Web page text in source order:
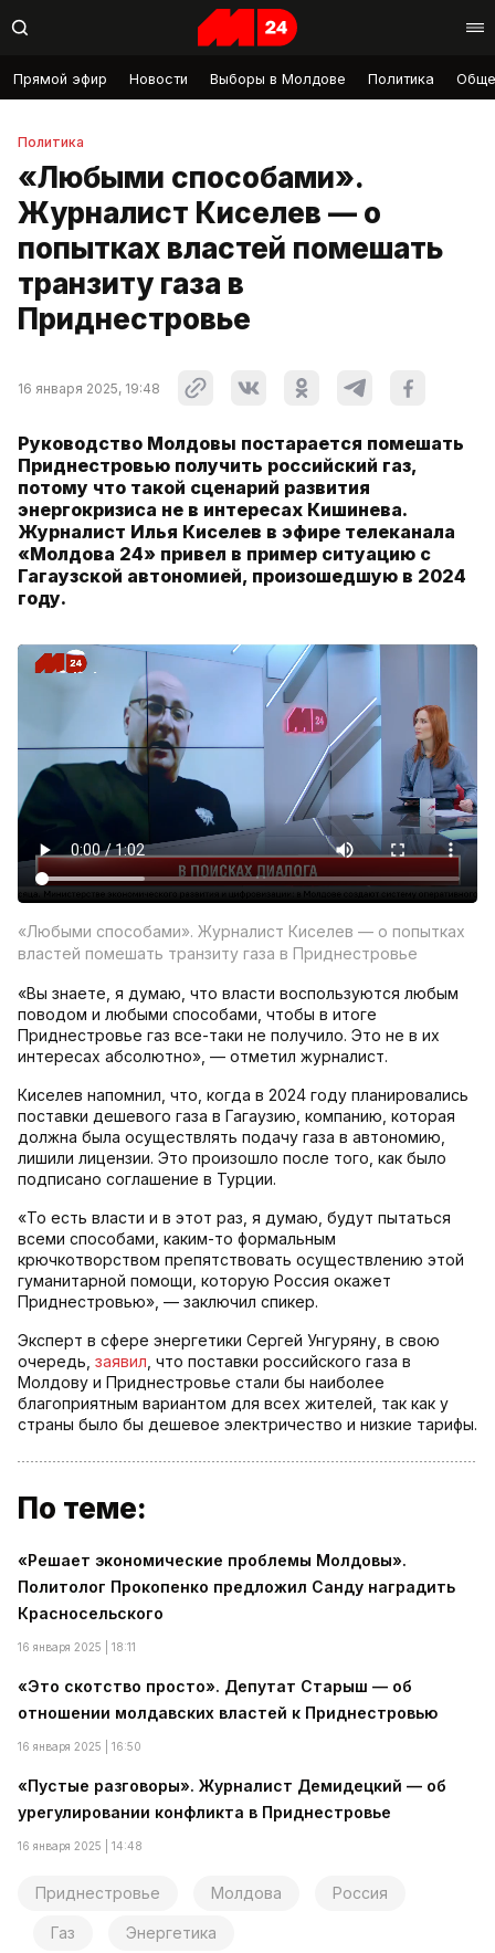
Прямой эфир Новости Выборы в Молдове Политика
Политика
«Любыми способами».
Журналист Киселев — о
попытках властей помешать
транзиту газа в
Приднестровье
16 января 2025, 19:48
Руководство Молдовы постарается помешать
Приднестровью получить российский газ,
потому что такой сценарий развития
энергокризиса не в интересах Кишинева.
Журналист Илья Киселев в эфире телеканала
«Молдова 24» привел в пример ситуацию с
Гагаузской автономией, произошедшую в 2024
году.
«Любыми способами». Журналист Киселев — о попытках
властей помешать транзиту газа в Приднестровье
«Вы знаете, я думаю, что власти воспользуются любым
поводом и любыми способами, чтобы в итоге
Приднестровье газ все-таки не получило. Это не в их
интересах абсолютно», — отметил журналист.
Киселев напомнил, что, когда в 2024 году планировались
поставки дешевого газа в Гагаузию, компанию, которая
должна была осуществлять подачу газа в автономию,
лишили лицензии. Это произошло после того, как было
подписано соглашение в Турции.
«То есть власти и в этот раз, я думаю, будут пытаться
всеми способами, каким-то формальным
крючкотворством препятствовать осуществлению этой
гуманитарной помощи, которую Россия окажет
Приднестровью», — заключил спикер.
Эксперт в сфере энергетики Сергей Унгуряну, в свою
очередь, заявил , что поставки российского газа в
Молдову и Приднестровье стали бы наиболее
благоприятным вариантом для всех жителей, так как у
страны было бы дешевое электричество и низкие тарифы.
По теме:
«Решает экономические проблемы Молдовы».
Политолог Прокопенко предложил Санду наградить
Красносельского
16 января 2025 | 18:11
«Это скотство просто». Депутат Старыш — об
отношении молдавских властей к Приднестровью
16 января 2025 | 16:50
«Пустые разговоры». Журналист Демидецкий — об
урегулировании конфликта в Приднестровье
16 января 2025 | 14:48
Приднестровье Молдова Россия
Газ Энергетика